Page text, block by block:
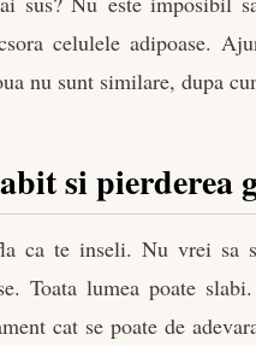
celulele adipoase.
nu sunt similare, dupa
si pierderea
ca te inseli. Nu vrei
Toata lumea poate
cat se poate de